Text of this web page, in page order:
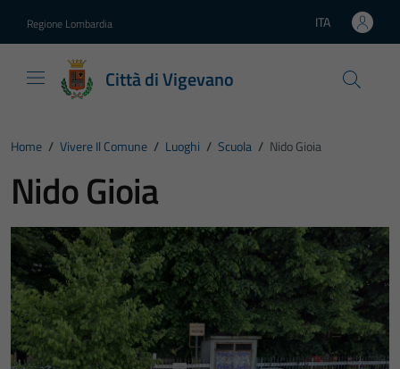
Regione Lombardia Lingua attiva:
ITA
Città di Vigevano
Home / Vivere Il Comune / Luoghi / Scuola / Nido Gioia
Nido Gioia